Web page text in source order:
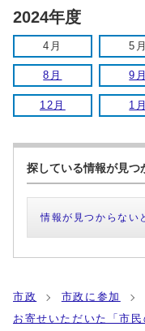
2024年度
4月 5月
8月 9月
12月 1月
探している情報が見つ
情報が見つからない
市政 市政に参加
お寄せいただいた「市民